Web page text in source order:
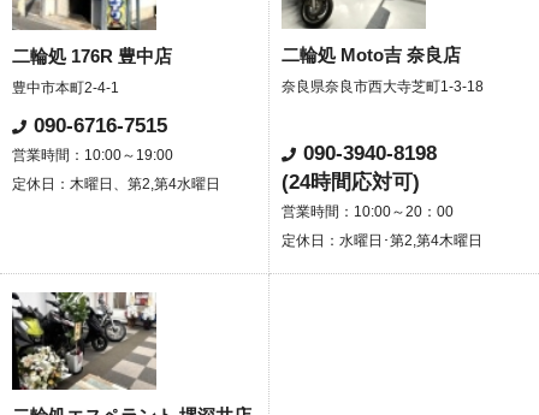
二輪処 176R 豊中店
豊中市本町2-4-1
090-6716-7515
営業時間：10:00～19:00
定休日：木曜日、第2,第4水曜日
二輪処 Moto吉 奈良店
奈良県奈良市西大寺芝町1-3-18
090-3940-8198
(24時間応対可)
営業時間：10:00～20：00
定休日：水曜日･第2,第4木曜日